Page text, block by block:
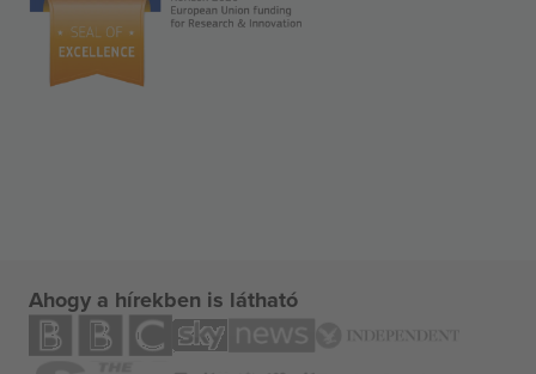
Ahogy a hírekben is látható